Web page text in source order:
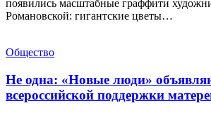
появились масштабные граффити
Романовской: гигантские цветы…
Общество
Не одна: «Новые люди»
всероссийской поддержки